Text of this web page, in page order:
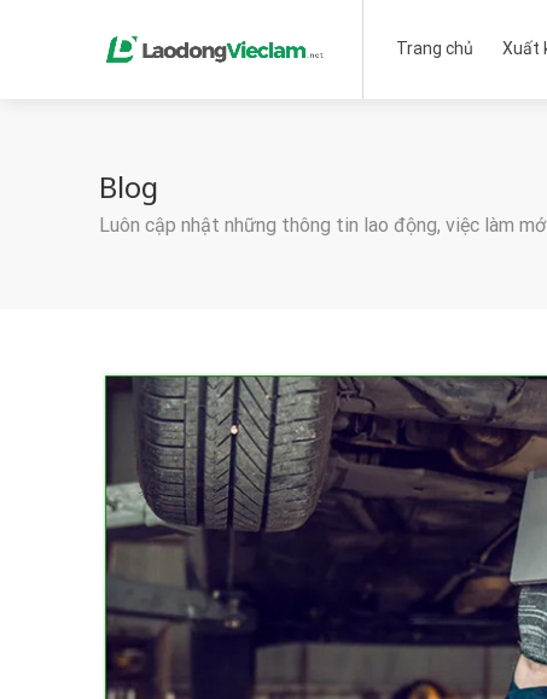
Trang chủ Xuất
Blog
Luôn cập nhật những thông tin lao động, việc làm